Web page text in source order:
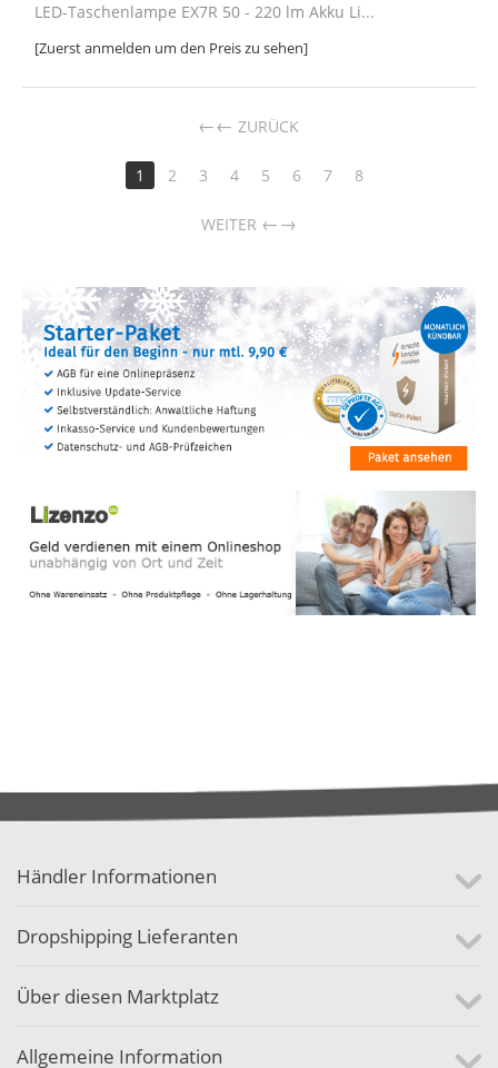
LED-Taschenlampe EX7R 50 - 220 lm Akku Li...
[Zuerst anmelden um den Preis zu sehen]
← ZURÜCK
1 2 3 4 5 6 7 8
WEITER →
Händler Informationen
Dropshipping Lieferanten
Über diesen Marktplatz
Allgemeine Information